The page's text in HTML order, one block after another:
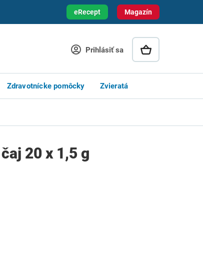
Magazín
eRecept
Prihlásiť sa
Zdravotnícke pomôcky Zvieratá
20 x 1,5 g